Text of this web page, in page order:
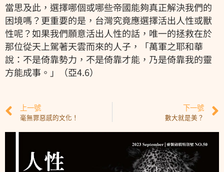
當思及此，選擇哪個或哪些帝國能夠真正解決我們的
困境嗎？更重要的是，台灣究竟應選擇活出人性或獸
性呢？如果我們願意活出人性的話，唯一的拯救在於
那位從天上駕著天雲而來的人子，「萬軍之耶和華
說：不是倚靠勢力，不是倚靠才能，乃是倚靠我的靈
方能成事。」（亞4.6）
上一號
毫無罪惡感的文化！
下一號
數大就是美？